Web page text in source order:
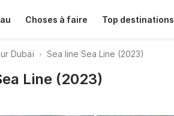
Choses à faire Top destinations
Dubaï Sea line Sea Line (2023)
Line (2023)